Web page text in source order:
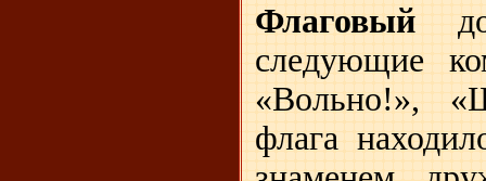
Флаговый
следующие
«Вольно!»,
флага